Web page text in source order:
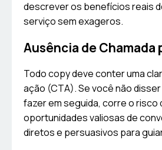
descrever os benefícios reais
serviço sem exageros.
Ausência de Chamada
Todo copy deve conter uma
ação (CTA). Se você não
fazer em seguida, corre o risco
oportunidades valiosas de
diretos e persuasivos para